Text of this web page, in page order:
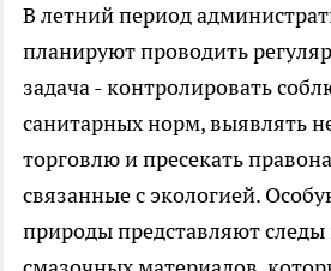
В летний период
планируют проводить
задача - контролировать
санитарных норм, выявлять
торговлю и пресекать
связанные с экологией.
природы представляют